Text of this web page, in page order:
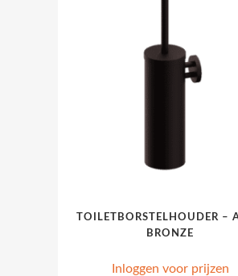
TOILETBORSTELHOUDER –
BRONZE
Inloggen voor prijzen